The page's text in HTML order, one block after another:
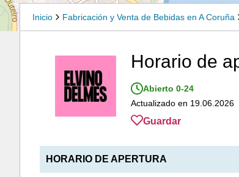
Inicio Fabricación y Venta de Bebidas en A Coruña
Horario de
Abierto 0-24
Actualizado en 19.06.2026
Guardar
HORARIO DE APERTURA